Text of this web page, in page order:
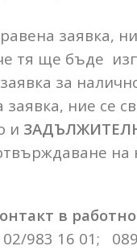
заявка,
тя ще бъде
за
ние се
и
на
в
983 16 01;